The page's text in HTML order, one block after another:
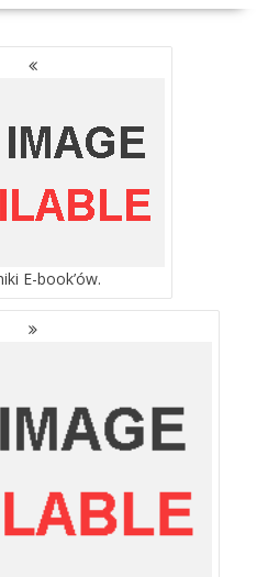
E-book’ów.